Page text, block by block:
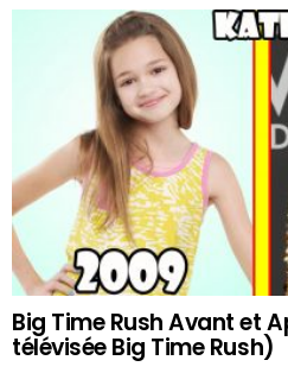
Big Time Rush Avant et
télévisée Big Time Rush)